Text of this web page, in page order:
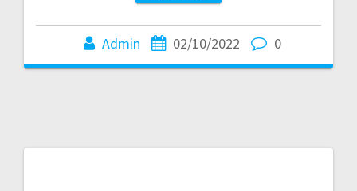
Admin 02/10/2022 0